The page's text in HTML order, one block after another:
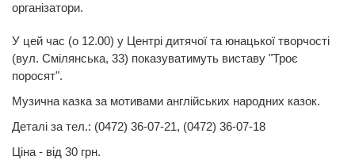
організатори.
У цей час (о 12.00) у Центрі дитячої та юнацької творчості
(вул. Смілянська, 33) показуватимуть виставу "Троє
поросят".
Музична казка за мотивами англійських народних казок.
Деталі за тел.: (0472) 36-07-21, (0472) 36-07-18
Ціна - від 30 грн.